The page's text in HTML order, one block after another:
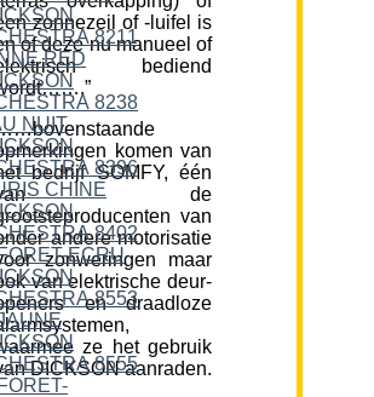
zonnezeil of -luifel is
of deze nu manueel of
bediend
komen van
bedrijf SOMFY, één
de
van
andere motorisatie
zonweringen maar
van elektrische deur-
en draadloze
ze het gebruik
DICKSON aanraden.